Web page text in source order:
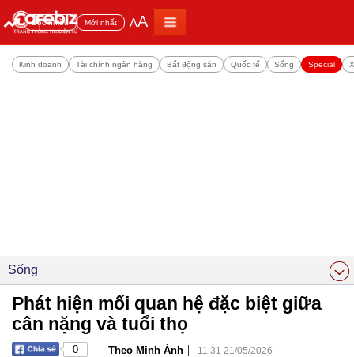
Đọc nhiều Mới nhất AA
Kinh doanh Tài chính ngân hàng Bất động sản Quốc tế Sống Special
Sống
Phát hiện mối quan hệ đặc biệt giữa
cân nặng và tuổi thọ
0 | Theo Minh Ánh | 11:31 21/05/2026